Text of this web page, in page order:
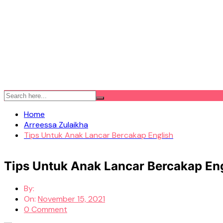
Home
Arreessa Zulaikha
Tips Untuk Anak Lancar Bercakap English
Tips Untuk Anak Lancar Bercakap
By:
On: November 15, 2021
0 Comment